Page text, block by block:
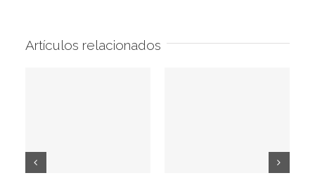
Artículos relacionados